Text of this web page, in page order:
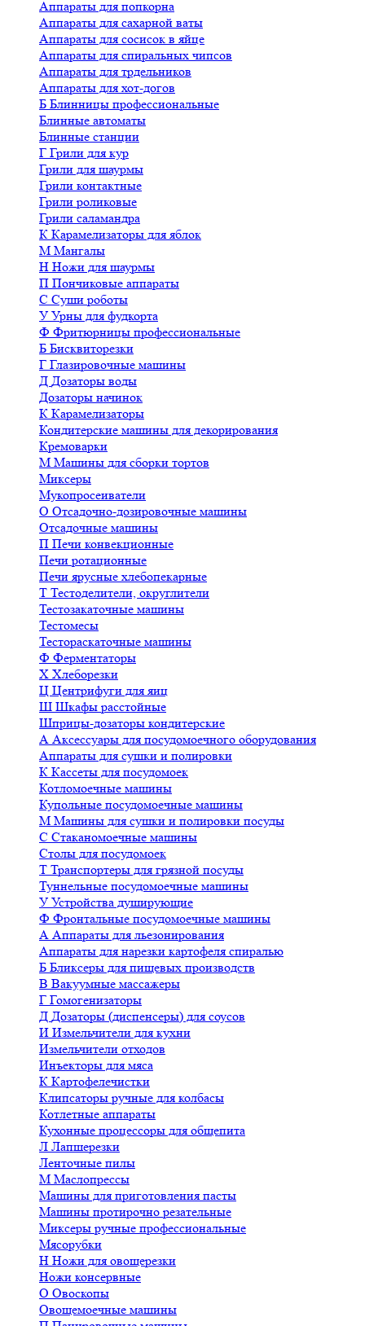
Аппараты для попкорна
Аппараты для сахарной ваты
Аппараты для сосисок в яйце
Аппараты для спиральных чипсов
Аппараты для трдельников
Аппараты для хот-догов
Б Блинницы профессиональные
Блинные автоматы
Блинные станции
Г Грили для кур
Грили для шаурмы
Грили контактные
Грили роликовые
Грили саламандра
К Карамелизаторы для яблок
М Мангалы
Н Ножи для шаурмы
П Пончиковые аппараты
С Суши роботы
У Урны для фудкорта
Ф Фритюрницы профессиональные
Б Бисквиторезки
Г Глазировочные машины
Д Дозаторы воды
Дозаторы начинок
К Карамелизаторы
Кондитерские машины для декорирования
Кремоварки
М Машины для сборки тортов
Миксеры
Мукопросеиватели
О Отсадочно-дозировочные машины
Отсадочные машины
П Печи конвекционные
Печи ротационные
Печи ярусные хлебопекарные
Т Тестоделители, округлители
Тестозакаточные машины
Тестомесы
Тестораскаточные машины
Ф Ферментаторы
Х Хлеборезки
Ц Центрифуги для яиц
Ш Шкафы расстойные
Шприцы-дозаторы кондитерские
А Аксессуары для посудомоечного оборудования
Аппараты для сушки и полировки
К Кассеты для посудомоек
Котломоечные машины
Купольные посудомоечные машины
М Машины для сушки и полировки посуды
С Стаканомоечные машины
Столы для посудомоек
Т Транспортеры для грязной посуды
Туннельные посудомоечные машины
У Устройства душирующие
Ф Фронтальные посудомоечные машины
А Аппараты для льезонирования
Аппараты для нарезки картофеля спиралью
Б Бликсеры для пищевых производств
В Вакуумные массажеры
Г Гомогенизаторы
Д Дозаторы (диспенсеры) для соусов
И Измельчители для кухни
Измельчители отходов
Инъекторы для мяса
К Картофелечистки
Клипсаторы ручные для колбасы
Котлетные аппараты
Кухонные процессоры для общепита
Л Лапшерезки
Ленточные пилы
М Маслопрессы
Машины для приготовления пасты
Машины протирочно резательные
Миксеры ручные профессиональные
Мясорубки
Н Ножи для овощерезки
Ножи консервные
О Овоскопы
Овощемоечные машины